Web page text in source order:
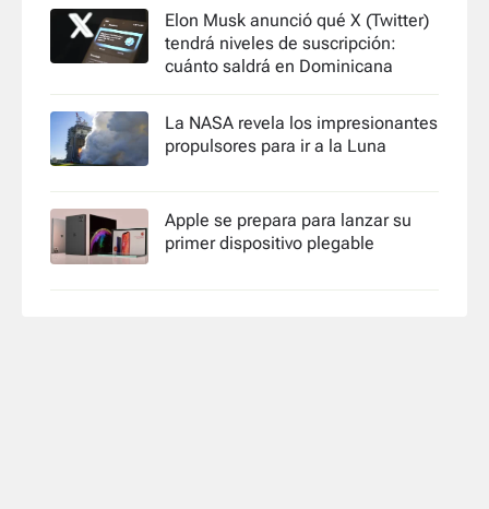
Elon Musk anunció qué X (Twitter)
tendrá niveles de suscripción:
cuánto saldrá en Dominicana
La NASA revela los impresionantes
propulsores para ir a la Luna
Apple se prepara para lanzar su
primer dispositivo plegable